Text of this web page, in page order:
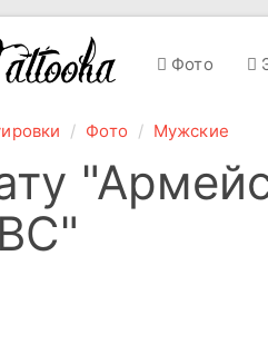
Фото
Фото Мужские